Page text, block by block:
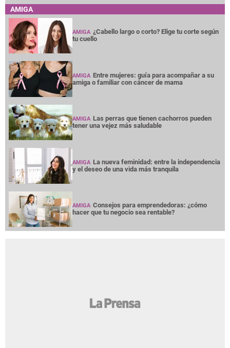
AMIGA
AMIGA ¿Cabello largo o corto? Elige tu corte según
tu cuello
AMIGA Entre mujeres: guía para acompañar a su
amiga o familiar con cáncer de mama
AMIGA Las perras que tienen cachorros pueden
tener una vejez más saludable
AMIGA La nueva feminidad: entre la independencia
y el deseo de una vida más tranquila
AMIGA Consejos para emprendedoras: ¿cómo
hacer que tu negocio sea rentable?